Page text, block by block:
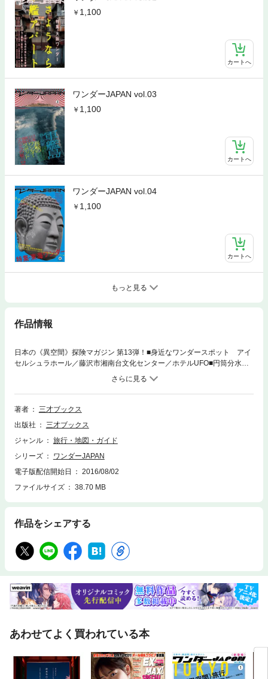
1,100
カートへ
ワンダーJAPAN vol.03
1,100
カートへ
ワンダーJAPAN vol.04
1,100
カートへ
もっと見る
作品情報
日本の《異空間》探険マガジン 第13弾！■身近なワンダースポット アイ
セルシュラホール／藤沢市湘南台文化センター／ホテルUFO■円筒分水～
水争いを円く収める■特集＊南関東ワンダー ぶらり銚子電鉄／断崖の廃
階段／房総半島で見つけた展望台／飯田建機工業の砂選機 油壷の廃ホテ
ル／赤沢隧道／大天狗山神社／横浜Dスポット■誰も知らない地底の世界
金属鉱山の地下坑道■ニッポン地獄巡り 伊豆極楽苑／成田山久留米分院
／西添田駅／印旛日本医大駅／上伊集院駅／柏原駅 日暮里駅／磐城塙駅
／けやき台駅／佐志生駅／若狭本郷駅／井原駅／宮城野原駅■どっちの大
訪湖水辺公園／晴海公園／いちはら緑園都市（親子龍の公園）■廃墟マニ
アックス 国立茨城結核療養所／男と女の館■廃墟メモリアル 自然にか
える廃墟■珍 世界紀行 済州島編 仙女と木こり公園／トケビ公園■不思
議な神社仏閣 銭司聖天／へちま薬師／謎の聖徳太子像■マジカル珍スポ
記 天野ゲーム博物館／須磨寺／茂林寺／圓教寺■WJ投稿レポート
著者
三才ブックス
出版社
三才ブックス
ジャンル
旅行・地図・ガイド
シリーズ
ワンダーJAPAN
電子版配信開始日
2016/08/02
ファイルサイズ
38.70 MB
作品をシェアする
あわせてよく買われている本